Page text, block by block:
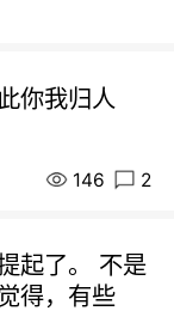
你我归人
146 2
起了。 不是
得，有些